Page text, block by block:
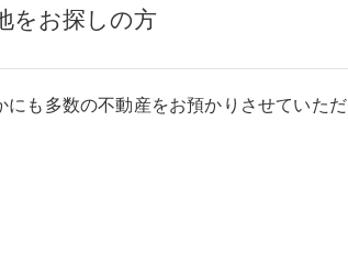
をお探しの方
も多数の不動産をお預かりさせていただ